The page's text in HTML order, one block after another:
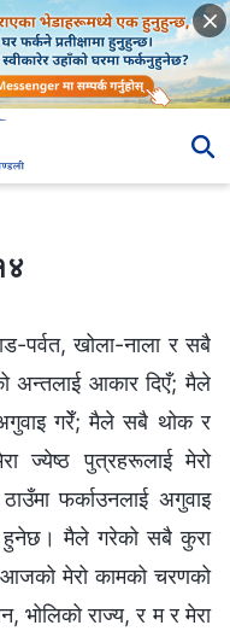
पर्वत, खोला-नाला र सबै
अन्तलाई आकार दिएँ; मैले
गरेँ; मैले सबै थोक र
ज्येष्ठ पुत्रहरूलाई मेरो
फर्काउनलाई अगुवाइ
हुनेछ। मैले गरेको सबै कुरा
मेरो कामको चरणको
भोलिको राज्य, र म र मेरा